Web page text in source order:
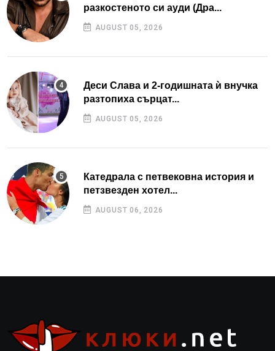
разкостеното си ауди (Дра...
AUGUST 05, 2026
Деси Слава и 2-годишната ѝ внучка
разтопиха сърцат...
AUGUST 05, 2026
Катедрала с петвековна история и
петзвезден хотел...
AUGUST 06, 2026